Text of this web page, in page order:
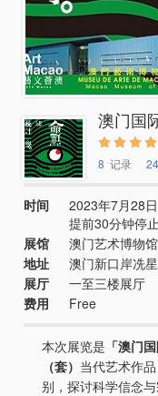
澳门国
8 记录 24
时间
2023年7月28
提前30分钟停
展馆
澳门艺术博物馆
地址
澳门新口岸冼
展厅
一至三楼展厅
费用
Free
本次展览是 「澳门
（套） 当代艺术作
别，探讨科学信念与